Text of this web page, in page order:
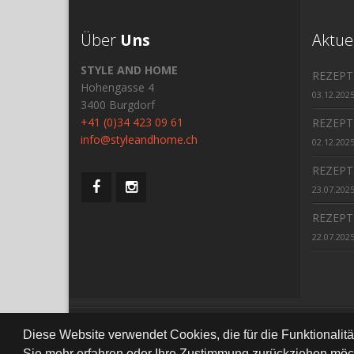
Diese Website verwendet Cookies, die für die
Über Uns
STYLE AND HOME
Hohengasse 4
3400 Burgdorf
+41 (0)34 423 09 61
info@styleandhome.ch
REZEPT
03.12.2025
REZEPT
02.12.2025
REZEPT
23.07.2025
REZEPT
22.07.2025
All Right